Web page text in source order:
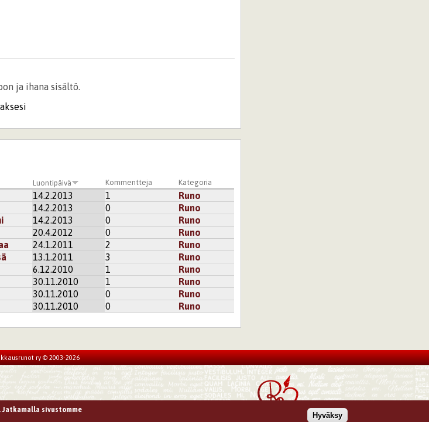
ja ihana sisältö.
Luontipäivä Kommentteja Kategoria
14.2.2013 1
Runo
14.2.2013 0
Runo
14.2.2013 0
Runo
20.4.2012 0
Runo
24.1.2011 2
Runo
13.1.2011 3
Runo
6.12.2010 1
Runo
30.11.2010 1
Runo
30.11.2010 0
Runo
30.11.2010 0 Runo
ry © 2003-2026
sivustomme
Hyväksy